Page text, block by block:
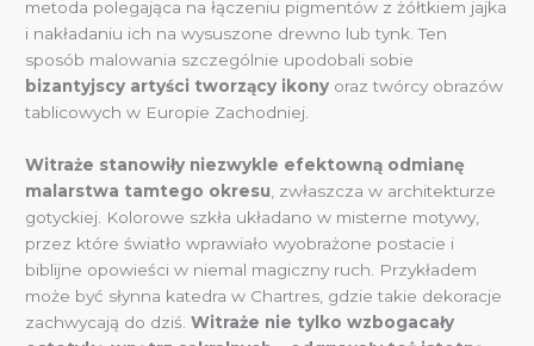
metoda polegająca na łączeniu pigmentów z żółtkiem jajka
i nakładaniu ich na wysuszone drewno lub tynk. Ten
sposób malowania szczególnie upodobali sobie
bizantyjscy artyści tworzący ikony oraz twórcy obrazów
tablicowych w Europie Zachodniej.
Witraże stanowiły niezwykle efektowną odmianę
malarstwa tamtego okresu , zwłaszcza w architekturze
gotyckiej. Kolorowe szkła układano w misterne motywy,
przez które światło wprawiało wyobrażone postacie i
biblijne opowieści w niemal magiczny ruch. Przykładem
może być słynna katedra w Chartres, gdzie takie dekoracje
zachwycają do dziś.Witraże nie tylko wzbogacały